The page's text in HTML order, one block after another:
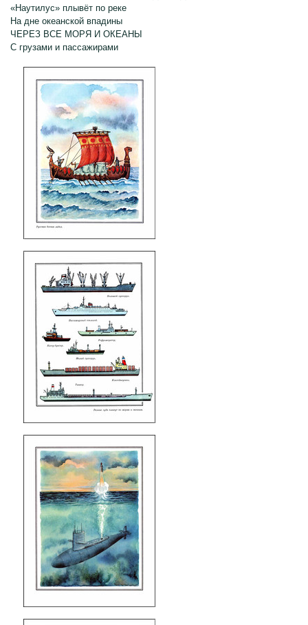
«Наутилус» плывёт по реке
На дне океанской впадины
ЧЕРЕЗ ВСЕ МОРЯ И ОКЕАНЫ
С грузами и пассажирами